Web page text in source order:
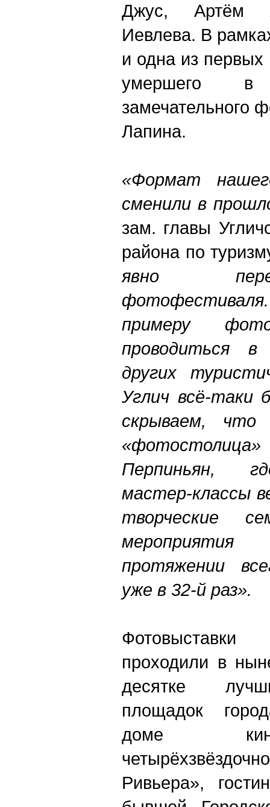
Джус, Артём
Иевлева. В
и одна из
умершего
замечательного
Лапина.
«Формат
сменили в
зам. главы
района по
явно
примеру
проводиться
других
Углич всё-
скрываем,
Перпиньян,
мастер-классы
творческие
протяжении
уже в 32-й раз».
проходили в
десятке
площадок
доме
Ривьера»,